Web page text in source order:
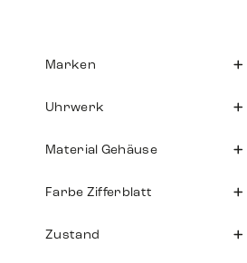
Marken
Uhrwerk
Material Gehäuse
Farbe Zifferblatt
Zustand